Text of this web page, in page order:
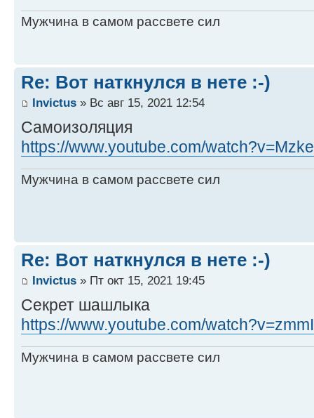
Мужчина в самом рассвете сил
Re: Вот наткнулся в нете :-)
Invictus » Вс авг 15, 2021 12:54
Самоизоляция
https://www.youtube.com/
Мужчина в самом рассвете сил
Re: Вот наткнулся в нете :-)
Invictus » Пт окт 15, 2021 19:45
Секрет шашлыка
https://www.youtube.com/
Мужчина в самом рассвете сил